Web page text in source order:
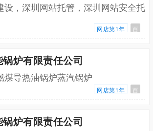
设，深圳网站托管，深圳网站安全托
网店第1年 百
炉有限责任公司
煤导热油锅炉蒸汽锅炉
网店第1年 百
炉有限责任公司